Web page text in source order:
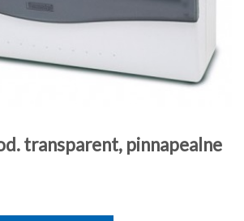
transparent, pinnapealne